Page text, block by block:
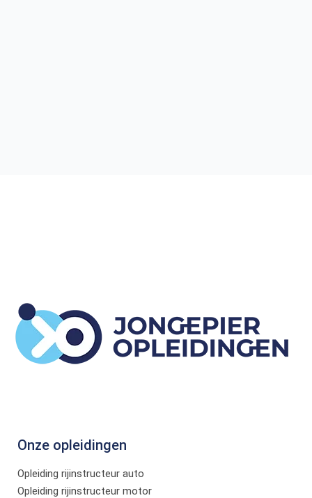
Onze opleidingen
Opleiding rijinstructeur auto
Opleiding rijinstructeur motor